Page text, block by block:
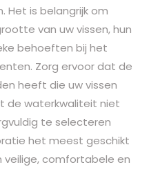
Het is belangrijk om
van uw vissen, hun
behoeften bij het
Zorg ervoor dat de
heeft die uw vissen
de waterkwaliteit niet
te selecteren
het meest geschikt
veilige, comfortabele en